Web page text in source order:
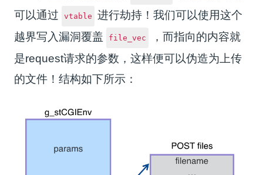
可以通过
vtable
进行劫持！我们可以使用这个
越界写入漏洞覆盖
file_vec
，而指向的内容就
是request请求的参数，这样便可以伪造为上传
的文件！结构如下所示：